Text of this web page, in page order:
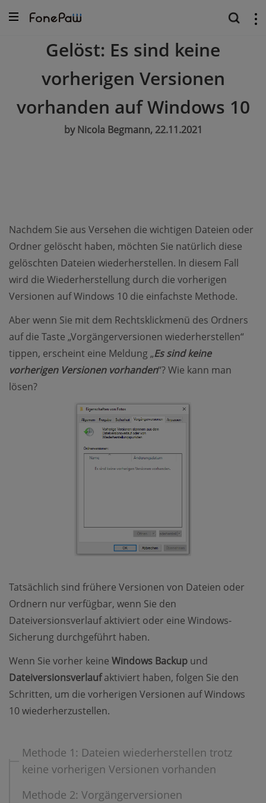
Gelöst: Es sind keine
vorherigen Versionen
vorhanden auf Windows 10
by Nicola Begmann, 22.11.2021
Nachdem Sie aus Versehen die wichtigen Dateien oder
Ordner gelöscht haben, möchten Sie natürlich diese
gelöschten Dateien wiederherstellen. In diesem Fall
wird die Wiederherstellung durch die vorherigen
Versionen auf Windows 10 die einfachste Methode.
Aber wenn Sie mit dem Rechtsklickmenü des Ordners
auf die Taste „Vorgängerversionen wiederherstellen“
tippen, erscheint eine Meldung „Es sind keine
vorherigen Versionen vorhanden“? Wie kann man
lösen?
Tatsächlich sind frühere Versionen von Dateien oder
Ordnern nur verfügbar, wenn Sie den
Dateiversionsverlauf aktiviert oder eine Windows-
Sicherung durchgeführt haben.
Wenn Sie vorher keine Windows Backup und
Dateiversionsverlaufaktiviert haben, folgen Sie den
Schritten, um die vorherigen Versionen auf Windows
10 wiederherzustellen.
Methode 1: Dateien wiederherstellen trotz
keine vorherigen Versionen vorhanden
Methode 2: Vorgängerversionen